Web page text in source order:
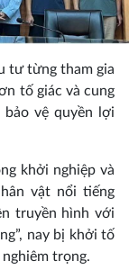
tư từng tham gia
tố giác và cung
vệ quyền lợi
khởi nghiệp và
vật nổi tiếng
truyền hình với
nay bị khởi tố
trọng.